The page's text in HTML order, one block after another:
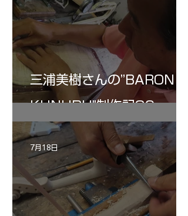
三浦美樹さんの”BARON・
KUNUPU"制作記30
7月18日